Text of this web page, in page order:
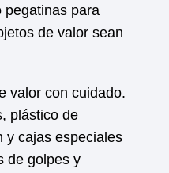
pegatinas para
de valor sean
valor con cuidado.
plástico de
y cajas especiales
de golpes y